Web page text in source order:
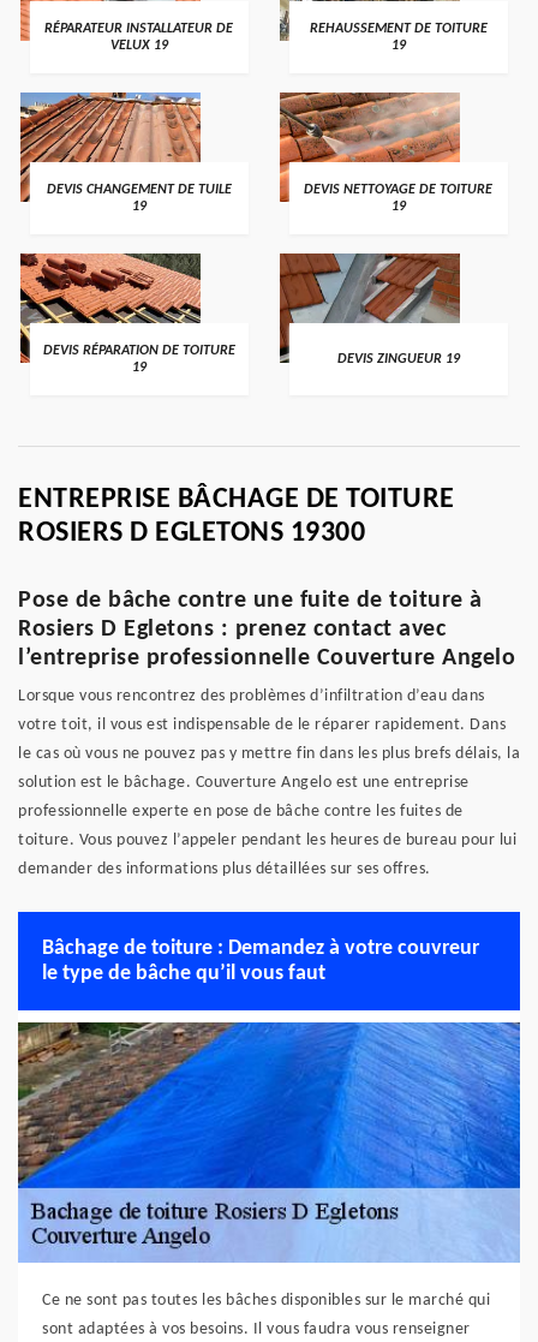
RÉPARATEUR INSTALLATEUR DE
VELUX 19
REHAUSSEMENT DE TOITURE
19
DEVIS CHANGEMENT DE TUILE
19
DEVIS NETTOYAGE DE TOITURE
19
DEVIS RÉPARATION DE TOITURE
19
DEVIS ZINGUEUR 19
ENTREPRISE BÂCHAGE DE TOITURE
ROSIERS D EGLETONS 19300
Pose de bâche contre une fuite de toiture à
Rosiers D Egletons : prenez contact avec
l’entreprise professionnelle Couverture Angelo
Lorsque vous rencontrez des problèmes d’infiltration d’eau dans
votre toit, il vous est indispensable de le réparer rapidement. Dans
le cas où vous ne pouvez pas y mettre fin dans les plus brefs délais, la
solution est le bâchage. Couverture Angelo est une entreprise
professionnelle experte en pose de bâche contre les fuites de
toiture. Vous pouvez l’appeler pendant les heures de bureau pour lui
demander des informations plus détaillées sur ses offres.
Bâchage de toiture : Demandez à votre couvreur
le type de bâche qu’il vous faut
Ce ne sont pas toutes les bâches disponibles sur le marché qui
sont adaptées à vos besoins. Il vous faudra vous renseigner